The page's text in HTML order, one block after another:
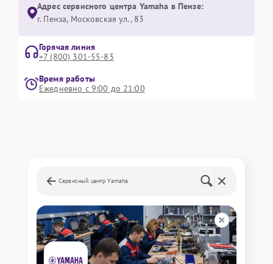
Адрес сервисного центра Yamaha в Пензе:
г. Пенза, Московская ул., 83
Горячая линия
+7 (800) 301-55-83
Время работы
Ежедневно с 9:00 до 21:00
Сервисный центр Yamaha